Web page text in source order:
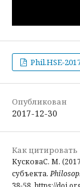
Phil.HSE-
Опубликован
2017-12-30
Как цитировать
КусковаС. М.
субъекта.